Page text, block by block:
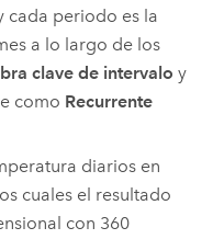
cada periodo es la
a lo largo de los
clave de intervalo y
como Recurrente
diarios en
cuales el resultado
con 360